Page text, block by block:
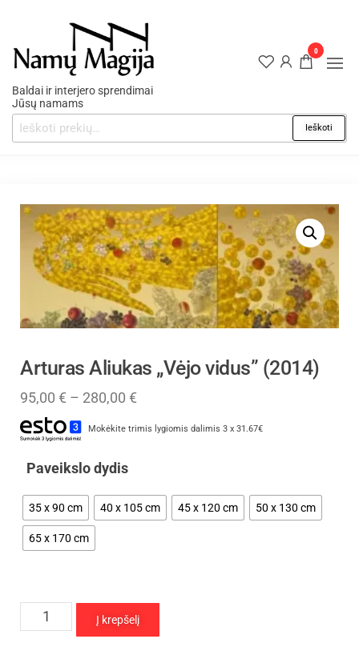
Baldai ir interjero sprendimai
Jūsų namams
Ieškoti
0
Arturas Aliukas „Vėjo vidus” (2014)
95,00 € – 280,00 €
Mokėkite trimis lygiomis dalimis 3 x 31.67€
Paveikslo dydis
35 x 90 cm 40 x 105 cm 45 x 120 cm 50 x 130 cm
65 x 170 cm
Į krepšelį